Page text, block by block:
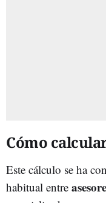
Cómo
Este cálculo se ha
habitual entre